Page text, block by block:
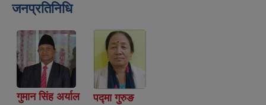
जनप्रतिनिधि
गुमान सिंह अर्याल
पद्मा गुरुङ